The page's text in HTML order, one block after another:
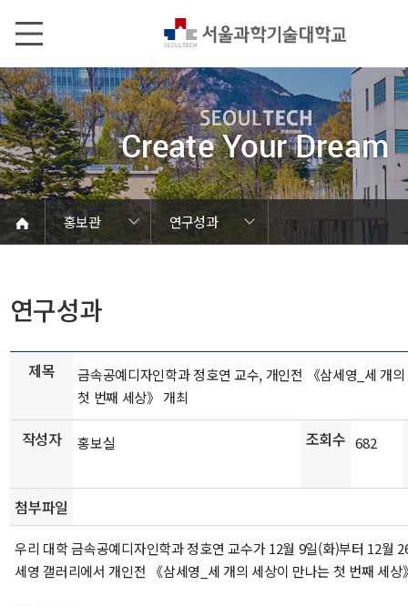
홍보관
연구성과
서울과기대 소개
열린총장실
대학현황
대학조직
대학상징
홍보관
캠퍼스 안내
학칙 및 규정
홍보관
대학뉴스
연구성과
발전기금/동문
Global
언론에서 본 SEOULTECH
보도자료
브로슈어
학내행사
동영상자료
사진자료
음악자료
연구성과
제목
금속공예디자인학과 정호연 교수, 개인전 《삼세영_세 개
첫 번째 세상》 개최
작성자 홍보실 조회수 682
첨부파일
우리 대학 금속공예디자인학과 정호연 교수가 12월 9일(화)부터 12월
세영 갤러리에서 개인전 《삼세영_세 개의 세상이 만나는 첫 번째 세